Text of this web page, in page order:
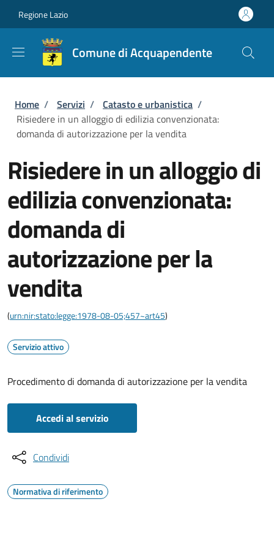
Regione Lazio
Comune di Acquapendente
Briciole di pane
Home / Servizi / Catasto e urbanistica /
Risiedere in un alloggio di edilizia convenzionata:
domanda di autorizzazione per la vendita
Risiedere in un alloggio di
edilizia convenzionata:
domanda di
autorizzazione per la
vendita
(urn:nir:stato:legge:1978-08-05;457~art45)
Servizio attivo
Procedimento di domanda di autorizzazione per la vendita
Accedi al servizio
Condividi
Normativa di riferimento